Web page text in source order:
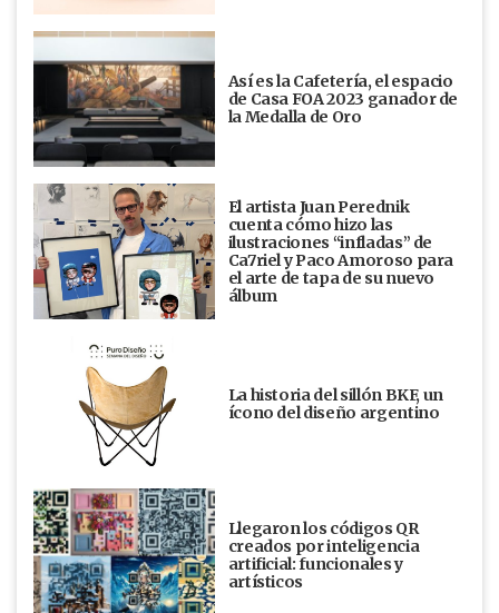
Así es la Cafetería, el espacio
de Casa FOA 2023 ganador de
la Medalla de Oro
El artista Juan Perednik
cuenta cómo hizo las
ilustraciones “infladas” de
Ca7riel y Paco Amoroso para
el arte de tapa de su nuevo
álbum
La historia del sillón BKF, un
ícono del diseño argentino
Llegaron los códigos QR
creados por inteligencia
artificial: funcionales y
artísticos